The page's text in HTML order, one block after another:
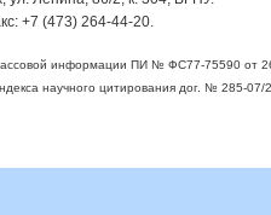
+7 (473) 264-44-20.
информации ПИ № ФС77-75590 от
научного цитирования дог. № 285-